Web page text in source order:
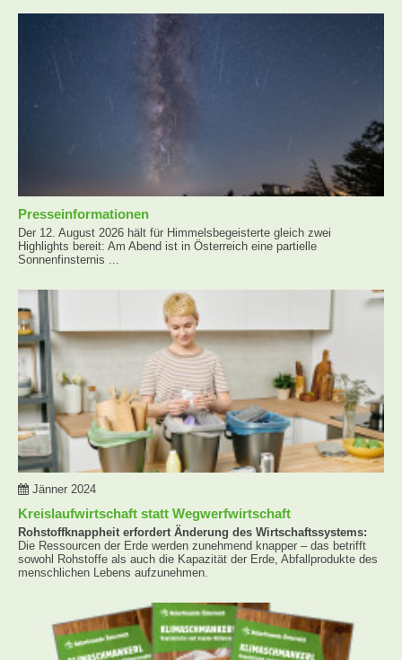
Presseinformationen
Der 12. August 2026 hält für Himmelsbegeisterte gleich zwei
Highlights bereit: Am Abend ist in Österreich eine partielle
Sonnenfinsternis ...
Jänner 2024
Kreislaufwirtschaft statt Wegwerfwirtschaft
Rohstoffknappheit erfordert Änderung des Wirtschaftssystems:
Die Ressourcen der Erde werden zunehmend knapper – das betrifft
sowohl Rohstoffe als auch die Kapazität der Erde, Abfallprodukte des
menschlichen Lebens aufzunehmen.